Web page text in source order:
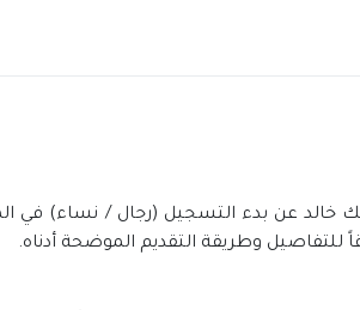
عن بدء التسجيل (رجال / نساء) في
للتفاصيل وطريقة التقديم الموضحة أدناه.